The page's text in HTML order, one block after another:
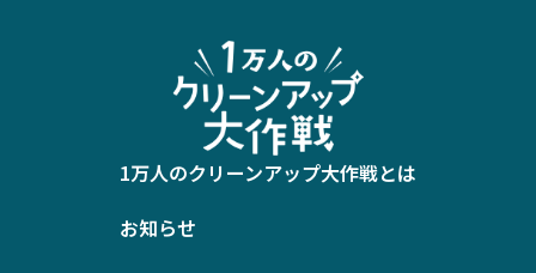
1万人のクリーンアップ大作戦とは
お知らせ